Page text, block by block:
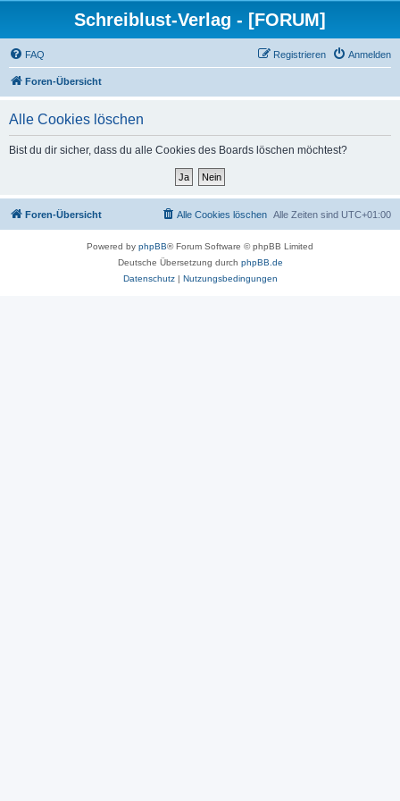
Schreiblust-Verlag - [FORUM]
FAQ Anmelden
Registrieren
Foren-Übersicht
Alle Cookies löschen
Bist du dir sicher, dass du alle Cookies des Boards löschen möchtest?
Foren-Übersicht Alle Zeiten sind UTC+01:00
Alle Cookies löschen
Powered by phpBB® Forum Software © phpBB Limited
Deutsche Übersetzung durch phpBB.de
Datenschutz| Nutzungsbedingungen